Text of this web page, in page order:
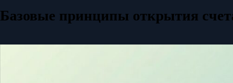
Базовые принципы открытия